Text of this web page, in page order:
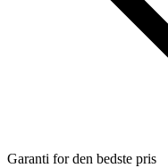
Garanti for den bedste pris